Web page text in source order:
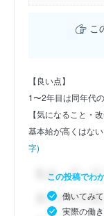
こ
【良い点】
1〜2年目は同年代
【気になること・
基本給が高くはな
字)
この投稿でわ
働いてみ
実際の働